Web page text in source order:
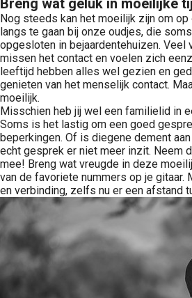
Breng wat geluk in moeilijke
Nog steeds kan het moeilijk zijn om op
langs te gaan bij onze oudjes, die
opgesloten in bejaardentehuizen. Veel
missen het contact en voelen zich
leeftijd hebben alles wel gezien en
genieten van het menselijk contact.
moeilijk.
Misschien heb jij wel een familielid in
Soms is het lastig om een goed
beperkingen. Of is diegene dement
echt gesprek er niet meer inzit. Neem
mee! Breng wat vreugde in deze
van de favoriete nummers op je gitaar.
en verbinding, zelfs nu er een afstand